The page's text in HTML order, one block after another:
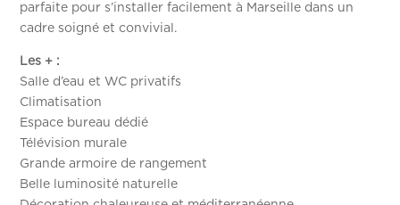
parfaite pour s’installer facilement à Marseille dans un
cadre soigné et convivial.
Les + :
Salle d’eau et WC privatifs
Climatisation
Espace bureau dédié
Télévision murale
Grande armoire de rangement
Belle luminosité naturelle